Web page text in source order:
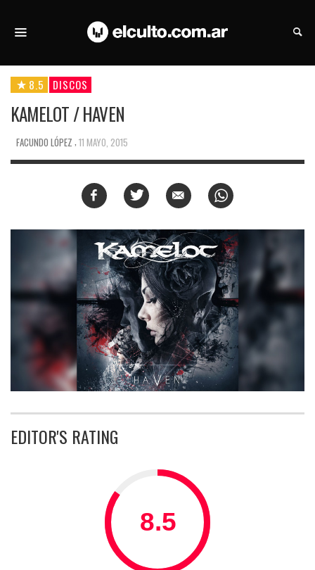
8.5 DISCOS
KAMELOT / HAVEN
FACUNDO LÓPEZ 11 MAYO, 2015
EDITOR'S RATING